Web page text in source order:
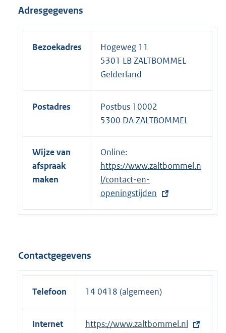
Adresgegevens
Bezoekadres
Hogeweg 11
5301 LB ZALTBOMMEL
Gelderland
Postadres
Postbus 10002
5300 DA ZALTBOMMEL
Wijze van
afspraak
maken
Online:
x
t
e
r
n
k
https://www.zaltbommel.n
l/contact-en-
openingstijden
Contactgegevens
Telefoon 14 0418 (algemeen)
Internet
E
https://www.zaltbommel.nl